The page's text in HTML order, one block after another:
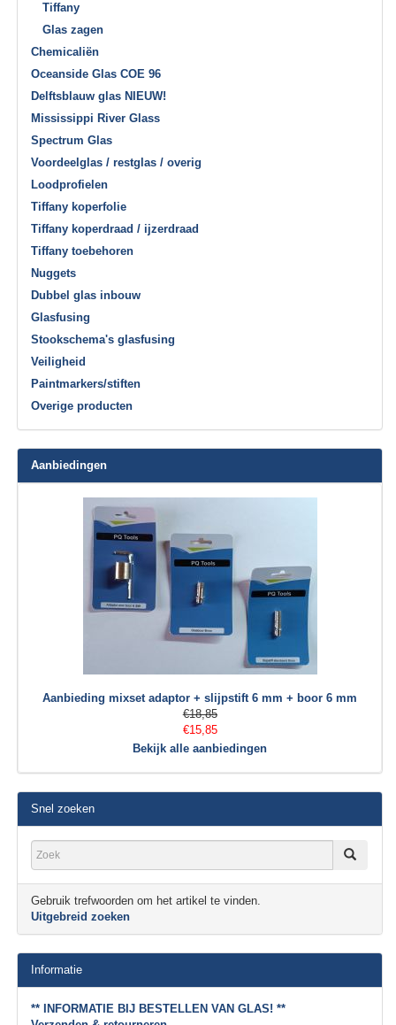
Tiffany
Glas zagen
Chemicaliën
Oceanside Glas COE 96
Delftsblauw glas NIEUW!
Mississippi River Glass
Spectrum Glas
Voordeelglas / restglas / overig
Loodprofielen
Tiffany koperfolie
Tiffany koperdraad / ijzerdraad
Tiffany toebehoren
Nuggets
Dubbel glas inbouw
Glasfusing
Stookschema's glasfusing
Veiligheid
Paintmarkers/stiften
Overige producten
Aanbiedingen
Aanbieding mixset adaptor + slijpstift 6 mm + boor 6 mm
€18,85
€15,85
Bekijk alle aanbiedingen
Snel zoeken
Gebruik trefwoorden om het artikel te vinden.
Uitgebreid zoeken
Informatie
** INFORMATIE BIJ BESTELLEN VAN GLAS! **